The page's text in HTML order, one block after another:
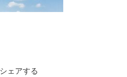
シェアする